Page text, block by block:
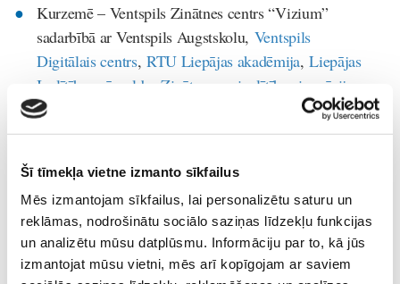
Šī tīmekļa vietne izmanto sīkfailus
Mēs izmantojam sīkfailus, lai personalizētu saturu un
reklāmas, nodrošinātu sociālo saziņas līdzekļu funkcijas
un analizētu mūsu datplūsmu. Informāciju par to, kā jūs
izmantojat mūsu vietni, mēs arī kopīgojam ar saviem
Kurzemē – Ventspils Zinātnes centrs “Vizium”
sadarbībā ar Ventspils Augstskolu, Ventspils
Digitālais centrs, RTU Liepājas akadēmija,Liepājas
Izglītības pārvaldes Zinātnes un izglītības inovāciju
centrs
(Liepāja),LU Papes
Ornitoloģisko pētījumu centrsunAREI Stendes